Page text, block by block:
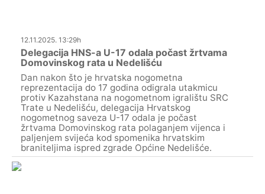
12.11.2025. 13:29h
Delegacija HNS-a U-17 odala počast žrtvama
Domovinskog rata u Nedelišću
Dan nakon što je hrvatska nogometna
reprezentacija do 17 godina odigrala utakmicu
protiv Kazahstana na nogometnom igralištu SRC
Trate u Nedelišću, delegacija Hrvatskog
nogometnog saveza U-17 odala je počast
žrtvama Domovinskog rata polaganjem vijenca i
paljenjem svijeća kod spomenika hrvatskim
braniteljima ispred zgrade Općine Nedelišće.